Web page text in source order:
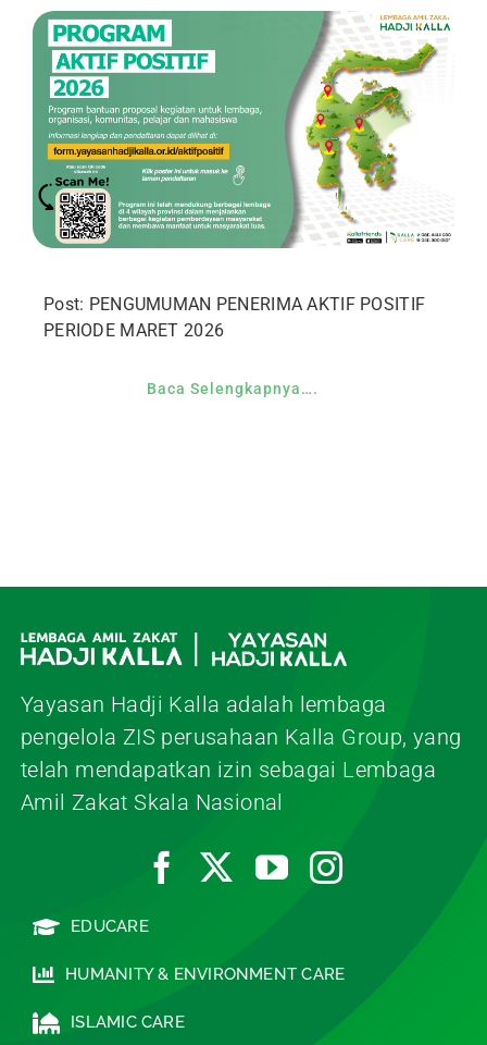
Post: PENGUMUMAN PENERIMA AKTIF POSITIF
PERIODE MARET 2026
Baca Selengkapnya….
Yayasan Hadji Kalla adalah lembaga
pengelola ZIS perusahaan Kalla Group, yang
telah mendapatkan izin sebagai Lembaga
Amil Zakat Skala Nasional
EDUCARE
HUMANITY & ENVIRONMENT CARE
ISLAMIC CARE